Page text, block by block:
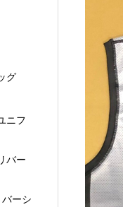
グ
ニフ
バー
ーシ